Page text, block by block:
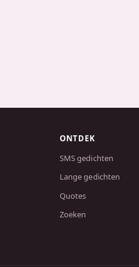
ONTDEK
SMS gedichten
Lange gedichten
Quotes
Zoeken